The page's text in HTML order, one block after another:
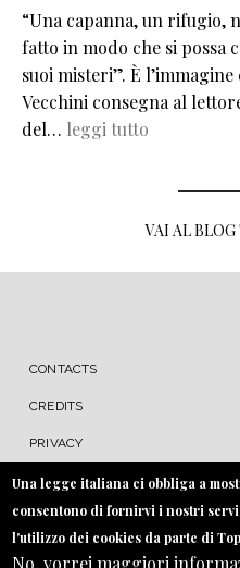
“Una capanna, un rifugio,
fatto in modo che si possa
suoi misteri”. È
Vecchini consegna al
del… leggi tutto
VAI AL
MENU FOOTER
CONTACTS
CREDITS
PRIVACY
COOKIE
Una legge italiana ci obbliga a
consentono di fornirvi i nostri
l'utilizzo dei cookies da parte di
No, vorrei maggiori